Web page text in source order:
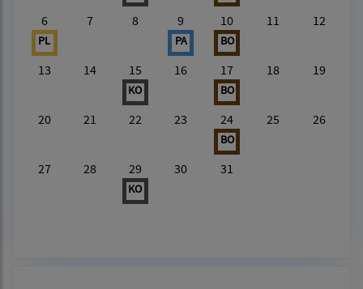
6
PL
7 8 9
PA
10
BO
11 12
13 14 15
KO
16 17
BO
18 19
20 21 22 23 24
BO
25 26
27 28 29
KO
30 31